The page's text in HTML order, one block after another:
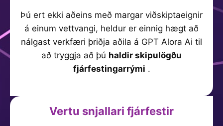
Þú ert ekki aðeins með margar viðskiptaeignir
á einum vettvangi, heldur er einnig hægt að
nálgast verkfæri þriðja aðila á GPT Alora Ai til
að tryggja að þú haldir skipulögðu
fjárfestingarrými .
Vertu snjallari fjárfestir